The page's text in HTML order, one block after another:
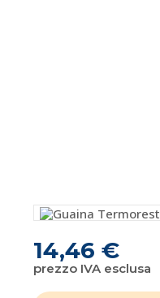
14,46 €
prezzo IVA esclusa